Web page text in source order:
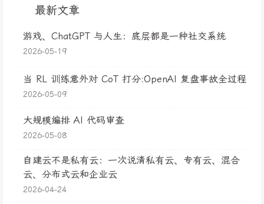
最新文章
游戏、ChatGPT 与人生：底层都是一种社交系统
2026-05-19
当 RL 训练意外对 CoT 打分:OpenAI 复盘事故全过程
2026-05-09
大规模编排 AI 代码审查
2026-05-08
自建云不是私有云：一次说清私有云、专有云、混合
云、分布式云和企业云
2026-04-24